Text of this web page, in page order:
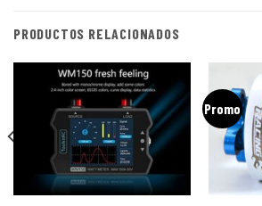
PRODUCTOS RELACIONADOS
Promo